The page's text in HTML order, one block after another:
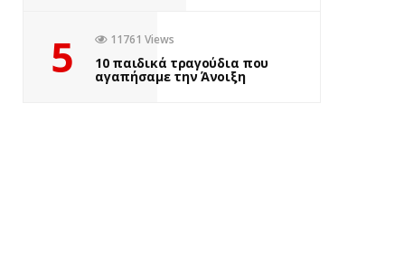
5 11761 Views
10 παιδικά τραγούδια που
αγαπήσαμε την Άνοιξη